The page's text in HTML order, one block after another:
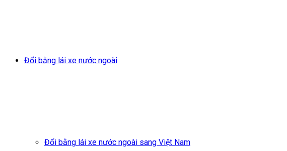
Đổi bằng lái xe nước ngoài
Đổi bằng lái xe nước ngoài sang Việt Nam